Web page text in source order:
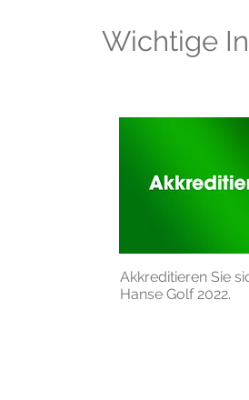
Wichtige
Akkreditieren Sie
Hanse Golf 2022.